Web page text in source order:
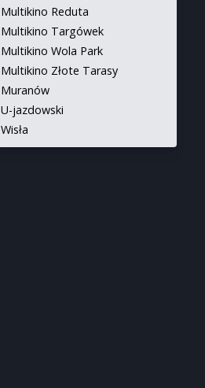
Multikino Reduta
Multikino Targówek
Multikino Wola Park
Multikino Złote Tarasy
Muranów
U-jazdowski
Wisła